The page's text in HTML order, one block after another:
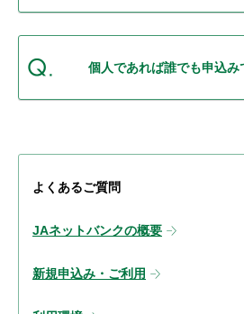
個人であれば誰でも申込み
よくあるご質問
JAネットバンクの概要
新規申込み・ご利用